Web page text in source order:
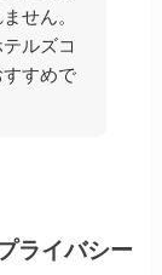
せん。
ルズコ
すめで
ライバシー